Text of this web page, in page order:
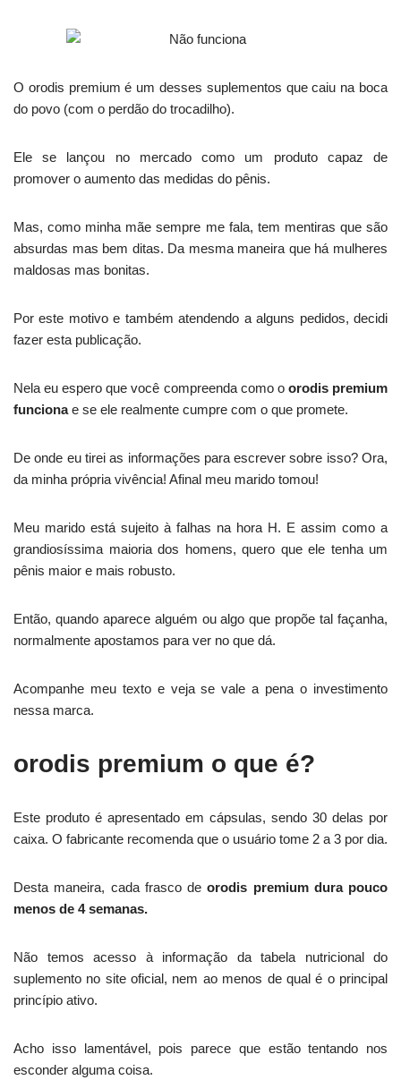
O orodis premium é um desses suplementos que caiu na boca
do povo (com o perdão do trocadilho).
Ele se lançou no mercado como um produto capaz de
promover o aumento das medidas do pênis.
Mas, como minha mãe sempre me fala, tem mentiras que são
absurdas mas bem ditas. Da mesma maneira que há mulheres
maldosas mas bonitas.
Por este motivo e também atendendo a alguns pedidos, decidi
fazer esta publicação.
Nela eu espero que você compreenda como o orodis premium
funcionae se ele realmente cumpre com o que promete.
De onde eu tirei as informações para escrever sobre isso? Ora,
da minha própria vivência! Afinal meu marido tomou!
Meu marido está sujeito à falhas na hora H. E assim como a
grandiosíssima maioria dos homens, quero que ele tenha um
pênis maior e mais robusto.
Então, quando aparece alguém ou algo que propõe tal façanha,
normalmente apostamos para ver no que dá.
Acompanhe meu texto e veja se vale a pena o investimento
nessa marca.
orodis premium o que é?
Este produto é apresentado em cápsulas, sendo 30 delas por
caixa. O fabricante recomenda que o usuário tome 2 a 3 por dia.
Desta maneira, cada frasco deorodis premium dura pouco
menos de 4 semanas.
Não temos acesso à informação da tabela nutricional do
suplemento no site oficial, nem ao menos de qual é o principal
princípio ativo.
Acho isso lamentável, pois parece que estão tentando nos
esconder alguma coisa.